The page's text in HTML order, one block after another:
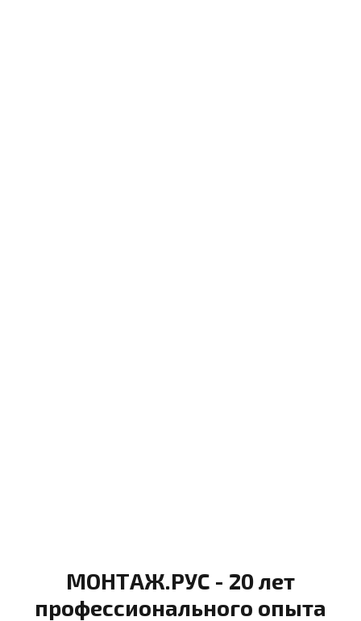
МОНТАЖ.РУС - 20 лет
профессионального опыта